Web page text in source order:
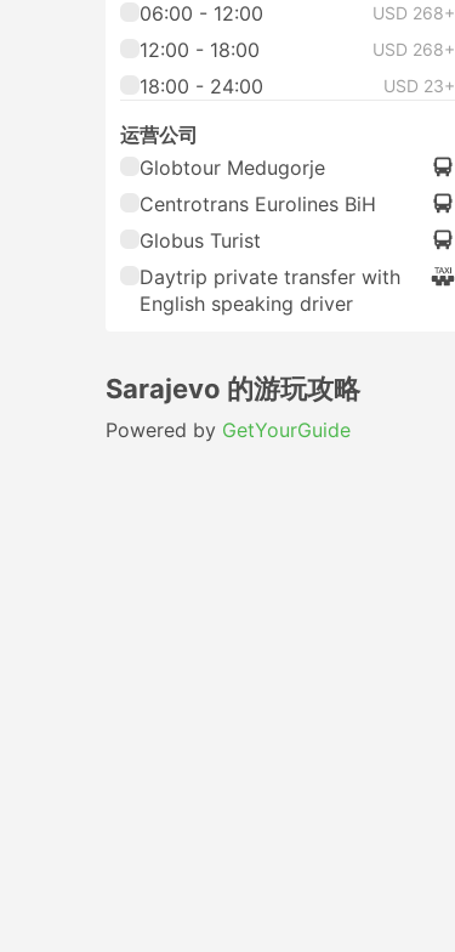
06:00 - 12:00 USD 268+
12:00 - 18:00 USD 268+
18:00 - 24:00 USD 23+
运营公司
Globtour Medugorje
Centrotrans Eurolines BiH
Globus Turist
Daytrip private transfer with
English speaking driver
Sarajevo 的游玩攻略
Powered by GetYourGuide